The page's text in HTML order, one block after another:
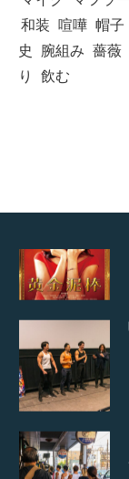
和装
喧嘩 帽子
史
腕組み 薔薇
り
飲む